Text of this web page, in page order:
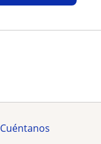
Cuéntanos